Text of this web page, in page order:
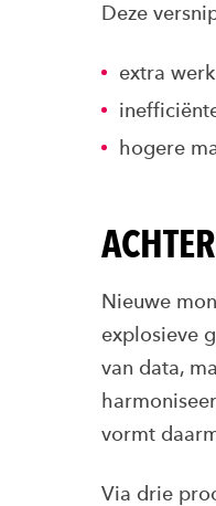
Deze
extra
hogere
Nieuwe
explosieve
van data,
vormt
Via drie